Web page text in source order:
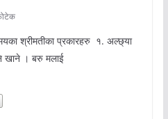
श्रीमतीका प्रकारहरु १. अल्छ्या
खाने । बरु मलाई